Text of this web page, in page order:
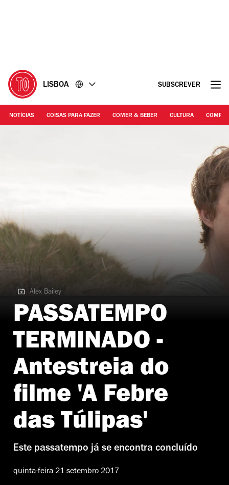
LISBOA SUBSCREVER
NOTÍCIAS COISAS PARA FAZER COMER & BEBER CULTURA
Alex Bailey
Alex Bailey
PASSATEMPO
TERMINADO -
Antestreia do
filme 'A Febre
das Túlipas'
Este passatempo já se encontra concluído
quinta-feira 21 setembro 2017